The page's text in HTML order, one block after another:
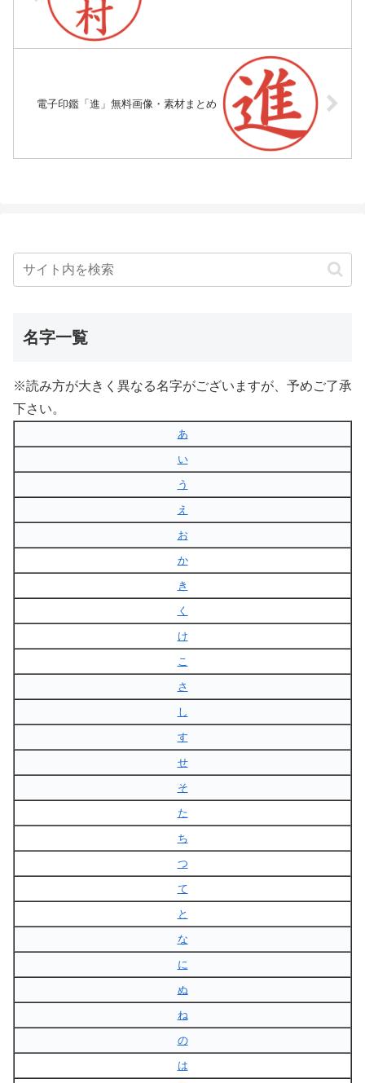
電子印鑑「進」無料画像・素材まとめ
名字一覧
※読み方が大きく異なる名字がございますが、予めご了承
下さい。
あ
い
う
え
お
か
き
く
け
こ
さ
し
す
せ
そ
た
ち
つ
て
と
な
に
ぬ
ね
の
は